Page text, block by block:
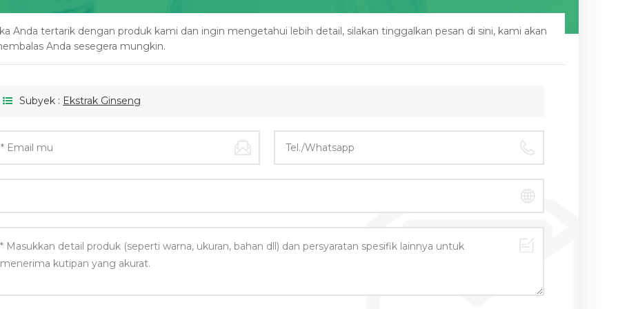
Anda tertarik dengan produk kami dan ingin mengetahui lebih detail, silakan tinggalkan pesan di sini, kami akan
Anda sesegera mungkin.
Subyek : Ekstrak Ginseng